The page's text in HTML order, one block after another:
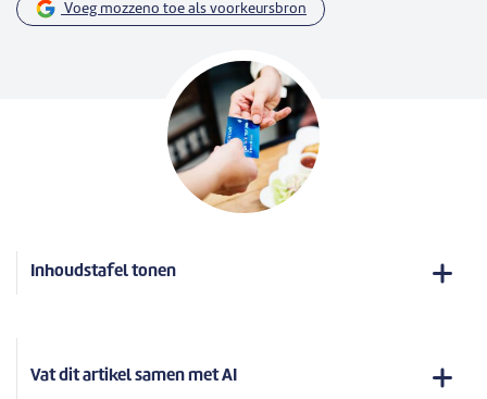
Voeg mozzeno toe als voorkeursbron
Inhoudstafel tonen
Vat dit artikel samen met AI